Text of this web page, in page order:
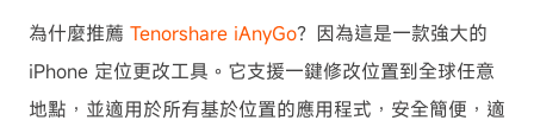
為什麼推薦 Tenorshare iAnyGo？因為這是一款強大的
iPhone 定位更改工具。它支援一鍵修改位置到全球任意
地點，並適用於所有基於位置的應用程式，安全簡便，適